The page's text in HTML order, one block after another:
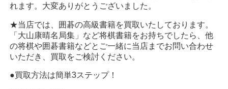
れます。大変ありがとうございました。
★当店では、囲碁の高級書籍を買取いたしております。
「大山康晴名局集」など将棋書籍をお持ちでしたら、他
の将棋や囲碁書籍などとご一緒に当店までお問い合わせ
いただき、買取をご検討ください。
●買取方法は簡単3ステップ！